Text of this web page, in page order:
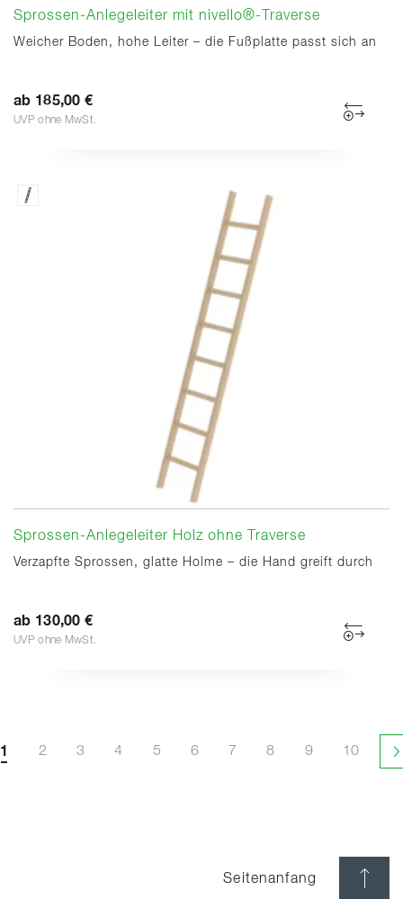
Sprossen-Anlegeleiter mit nivello®-Traverse
Weicher Boden, hohe Leiter – die Fußplatte passt sich an
ab 185,00 €
UVP ohne MwSt.
Sprossen-Anlegeleiter Holz ohne Traverse
Verzapfte Sprossen, glatte Holme – die Hand greift durch
ab 130,00 €
UVP ohne MwSt.
1 2 3 4 5 6 7 8 9 10
Seitenanfang